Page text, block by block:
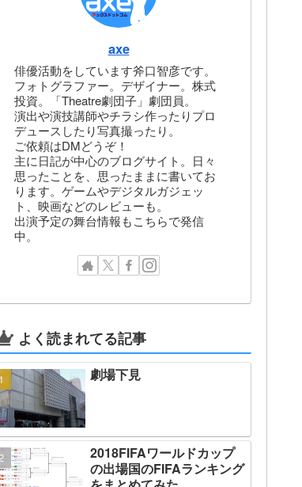
axe
俳優活動をしています斧口智彦です。
フォトグラファー。デザイナー。株式
投資。「Theatre劇団子」劇団員。
演出や演技講師やチラシ作ったりプロ
デュースしたり写真撮ったり。
ご依頼はDMどうぞ！
主に日記が中心のブログサイト。日々
思ったことを、思ったままに書いてお
ります。ゲームやデジタルガジェッ
ト、映画などのレビューも。
出演予定の舞台情報もこちらで発信
中。
よく読まれてる記事
劇場下見
2018FIFAワールドカップ
の出場国のFIFAランキング